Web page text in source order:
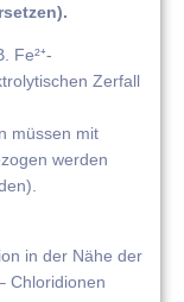
Fe²⁺-
Zerfall
müssen mit
werden
in der Nähe der
Chloridionen